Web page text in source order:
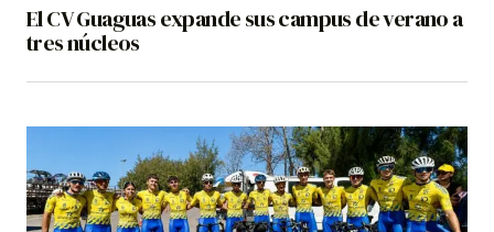
El CV Guaguas expande sus campus de verano a
tres núcleos